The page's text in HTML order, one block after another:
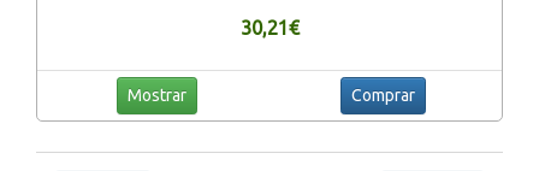
30,21€
Mostrar Comprar